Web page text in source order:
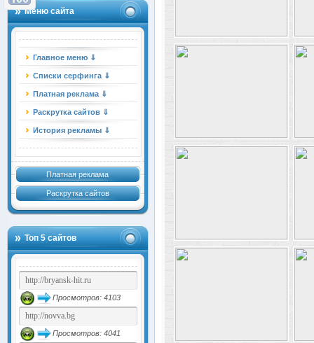
Меню сайта
Главное меню ⇓
Списки серфинга ⇓
Платная реклама ⇓
Раскрутка сайтов ⇓
История рекламы ⇓
Платная реклама
Раскрутка сайтов
Топ 5 сайтов
Просмотров: 4103
Просмотров: 4041